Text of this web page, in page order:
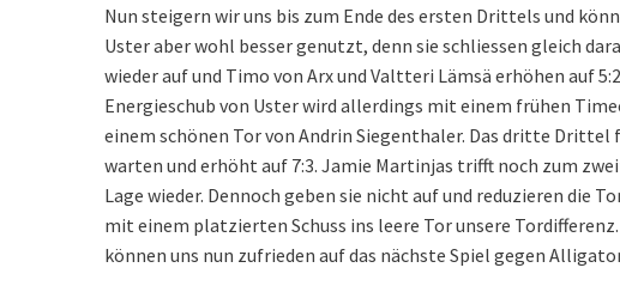
Nun steigern wir uns bis zum Ende des ersten Drittels und
Uster aber wohl besser genutzt, denn sie schliessen gleich
wieder auf und Timo von Arx und Valtteri Lämsä erhöhen auf
Energieschub von Uster wird allerdings mit einem frühen
einem schönen Tor von Andrin Siegenthaler. Das dritte
warten und erhöht auf 7:3. Jamie Martinjas trifft noch zum
Lage wieder. Dennoch geben sie nicht auf und reduzieren die
mit einem platzierten Schuss ins leere Tor unsere
können uns nun zufrieden auf das nächste Spiel gegen